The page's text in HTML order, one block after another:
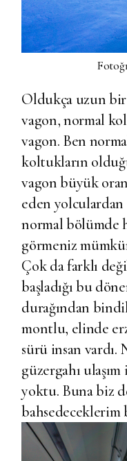
Oldukça uzun bir
vagon, normal
vagon. Ben
koltukların
vagon büyük
eden
normal bölümde
görmeniz
Çok da farklı
başladığı bu
durağından
montlu, elinde
sürü insan vardı.
güzergahı
yoktu. Buna biz
bahsedeceklerim